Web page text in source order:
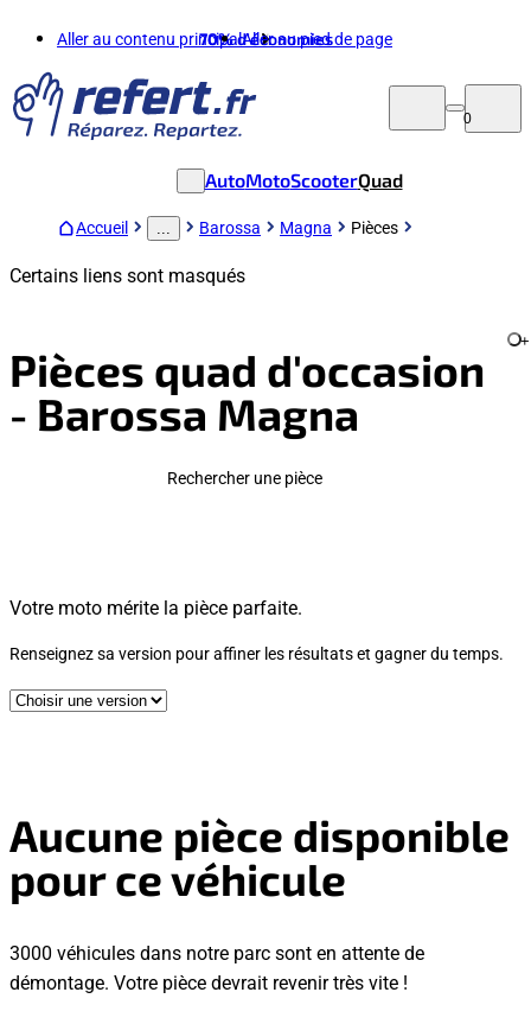
Aller au contenu principalAller au pied de page
70%d'économies
0
AutoMotoScooterQuad
Accueil Barossa Magna Pièces
Certains liens sont masqués
Pièces quad d'occasion
- Barossa Magna
+
Rechercher une pièce
Votre moto mérite la pièce parfaite.
Renseignez sa version pour affiner les résultats et gagner du temps.
Aucune pièce disponible
pour ce véhicule
3000 véhicules dans notre parc sont en attente de
démontage. Votre pièce devrait revenir très vite !